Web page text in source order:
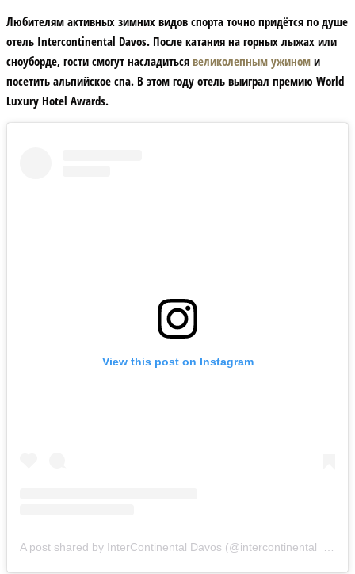
Любителям активных зимних видов спорта точно придётся по душе
отель Intercontinental Davos. После катания на горных лыжах или
сноуборде, гости смогут насладиться великолепным ужином и
посетить альпийское спа. В этом году отель выиграл премию World
Luxury Hotel Awards.
View this post on Instagram